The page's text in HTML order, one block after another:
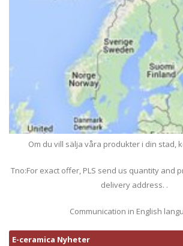
Om du vill sälja våra produkter i din stad,
Tno:For exact offer, PLS send us quantity and
delivery address. .
Communication in English
E-ceramica Nyheter